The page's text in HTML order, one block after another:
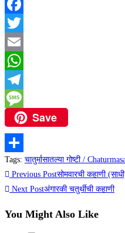
Facebook
Twitter
Email
WhatsApp
Telegram
Message Save
Share
Tags: चातुर्मासातल्या गोष्टी /
Previous Postसोमवारची कहाणी
Next Postअंगारकी चतुर्थीची कहाणी
You Might Also Like